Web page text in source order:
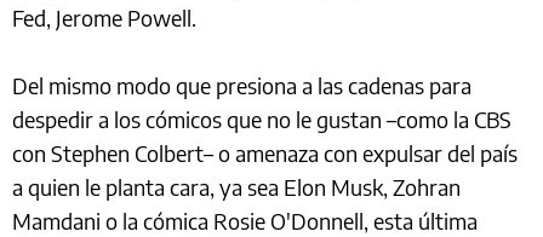
Fed, Jerome Powell.
Del mismo modo que presiona a las cadenas para
despedir a los cómicos que no le gustan –como la CBS
con Stephen Colbert– o amenaza con expulsar del país
a quien le planta cara, ya sea Elon Musk, Zohran
Mamdani o la cómica Rosie O'Donnell, esta última